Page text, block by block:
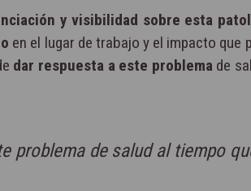
y visibilidad sobre esta
en el lugar de trabajo y el impacto que
dar respuesta a este problemade
problema de salud al tiempo